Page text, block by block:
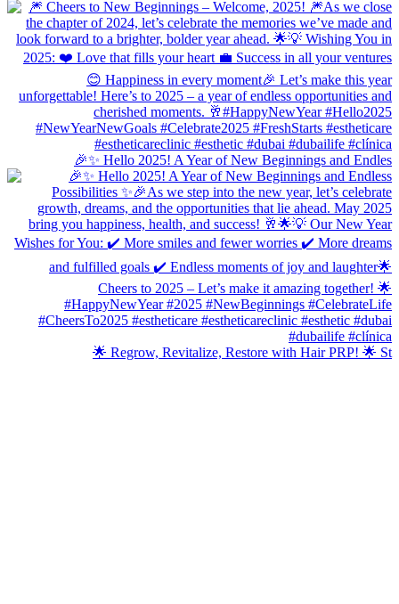
🎉✨ Hello 2025! A Year of New Beginnings and Endles
🌟 Regrow, Revitalize, Restore with Hair PRP! 🌟 St